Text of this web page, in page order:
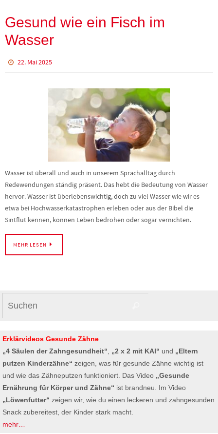
Gesund wie ein Fisch im
Wasser
22. Mai 2025
Wasser ist überall und auch in unserem Sprachalltag durch
Redewendungen ständig präsent. Das hebt die Bedeutung von Wasser
hervor. Wasser ist überlebenswichtig, doch zu viel Wasser wie wir es
etwa bei Hochwasserkatastrophen erleben oder aus der Bibel die
Sintflut kennen, können Leben bedrohen oder sogar vernichten.
MEHR LESEN
Erklärvideos Gesunde Zähne
„4 Säulen der Zahngesundheit“, „2 x 2 mit KAI“ und „Eltern
putzen Kinderzähne“ zeigen, was für gesunde Zähne wichtig ist
und wie das Zähneputzen funktioniert. Das Video „Gesunde
Ernährung für Körper und Zähne“ ist brandneu. Im Video
„Löwenfutter“ zeigen wir, wie du einen leckeren und zahngesunden
Snack zubereitest, der Kinder stark macht.
mehr…